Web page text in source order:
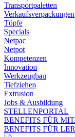
Transportpaletten
Verkaufsverpackungen
Töpfe
Specials
Netpac
Netpot
Kompetenzen
Innovation
Werkzeugbau
Tiefziehen
Extrusion
Jobs & Ausbildung
STELLENPORTAL
BENEFITS FÜR
BENEFITS FÜR